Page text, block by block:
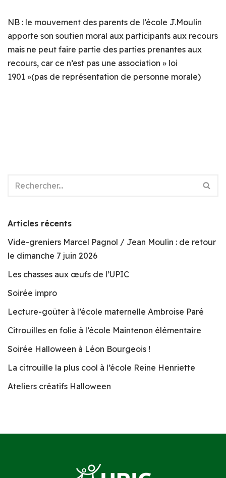
NB : le mouvement des parents de l’école J.Moulin
apporte son soutien moral aux participants aux recours
mais ne peut faire partie des parties prenantes aux
recours, car ce n’est pas une association » loi
1901 »(pas de représentation de personne morale)
Articles récents
Vide-greniers Marcel Pagnol / Jean Moulin : de retour
le dimanche 7 juin 2026
Les chasses aux œufs de l’UPIC
Soirée impro
Lecture-goûter à l’école maternelle Ambroise Paré
Citrouilles en folie à l’école Maintenon élémentaire
Soirée Halloween à Léon Bourgeois !
La citrouille la plus cool à l’école Reine Henriette
Ateliers créatifs Halloween